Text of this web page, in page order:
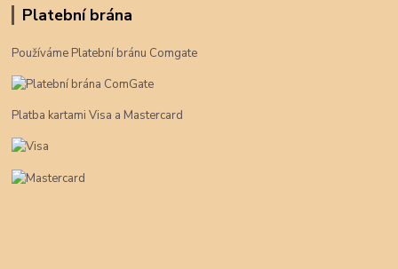
Platební brána
Používáme Platební bránu Comgate
Platba kartami Visa a Mastercard